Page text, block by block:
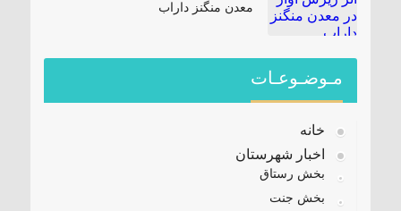
معدن منگنز داراب
مـوضـوعـات
خانه
اخبار شهرستان
بخش رستاق
بخش جنت